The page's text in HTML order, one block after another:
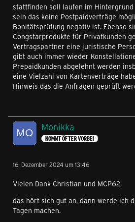
stattfinden soll laufen im Hintergrund
sein das keine Postpaidverträge
Bonitätsprüfung negativ ist. Ebenso
Congstarprodukte für Privatkunden
Vertragspartner eine juristische
gibt auch immer wieder
Prepaidkunden abgelehnt werden
eine Vielzahl von Kartenverträge
Hinweis das die Anfragen geprüft
Monikka
KOMMT ÖFTER VORBEI
16. Dezember 2024 um 13:46
Vielen Dank Christian und MCP62,
das hört sich gut an, dann werde ich
Tagen machen.